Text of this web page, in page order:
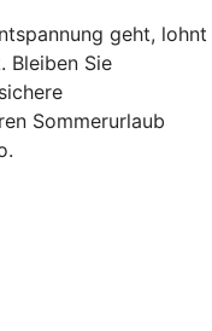
geht, lohnt
Bleiben Sie
Sommerurlaub